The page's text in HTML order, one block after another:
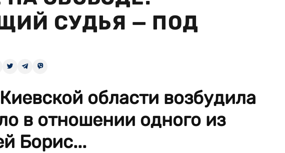
СУДЬЯ — ПОД
области возбудила
в отношении одного из
Борис...